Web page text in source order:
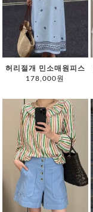
허리절개 민소매원피스
178,000원